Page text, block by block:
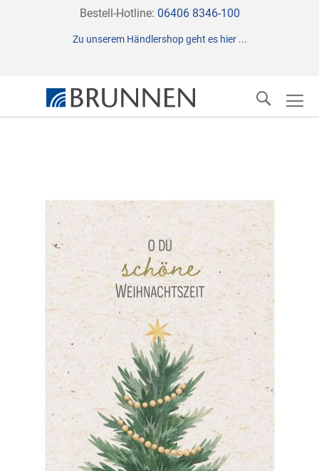
Direkt
Inhalt
Bestell-Hotline: 06406 8346-100
Zu unserem Händlershop geht es hier ...
Suche